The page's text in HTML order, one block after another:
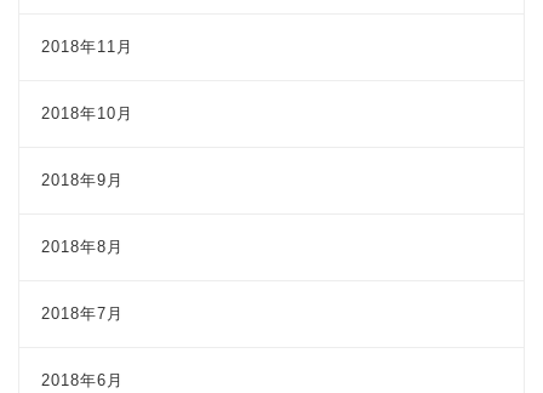
2018年11月
2018年10月
2018年9月
2018年8月
2018年7月
2018年6月